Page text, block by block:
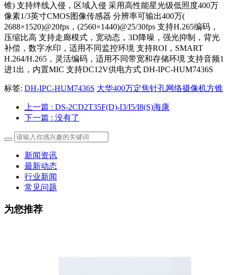
锥) 支持绊线入侵，区域入侵 采用高性能星光级低照度400万
像素1/3英寸CMOS图像传感器 分辨率可输出400万(
2688×1520)@20fps，(2560×1440)@25/30fps 支持H.265编码，
压缩比高 支持走廊模式，宽动态，3D降噪，强光抑制，背光
补偿，数字水印，适用不同监控环境 支持ROI，SMART
H.264/H.265，灵活编码，适用不同带宽和存储环境 支持音频1
进1出，内置MIC 支持DC12V供电方式 DH-IPC-HUM7436S
标签: DH-IPC-HUM7436S 大华400万定焦针孔网络摄像机方锥
上一篇 : DS-2CD2T35F(D)-I3/I5/I8(S)海康
下一篇 : 没有了
新闻资讯
最新动态
行业新闻
常见问题
为您推荐